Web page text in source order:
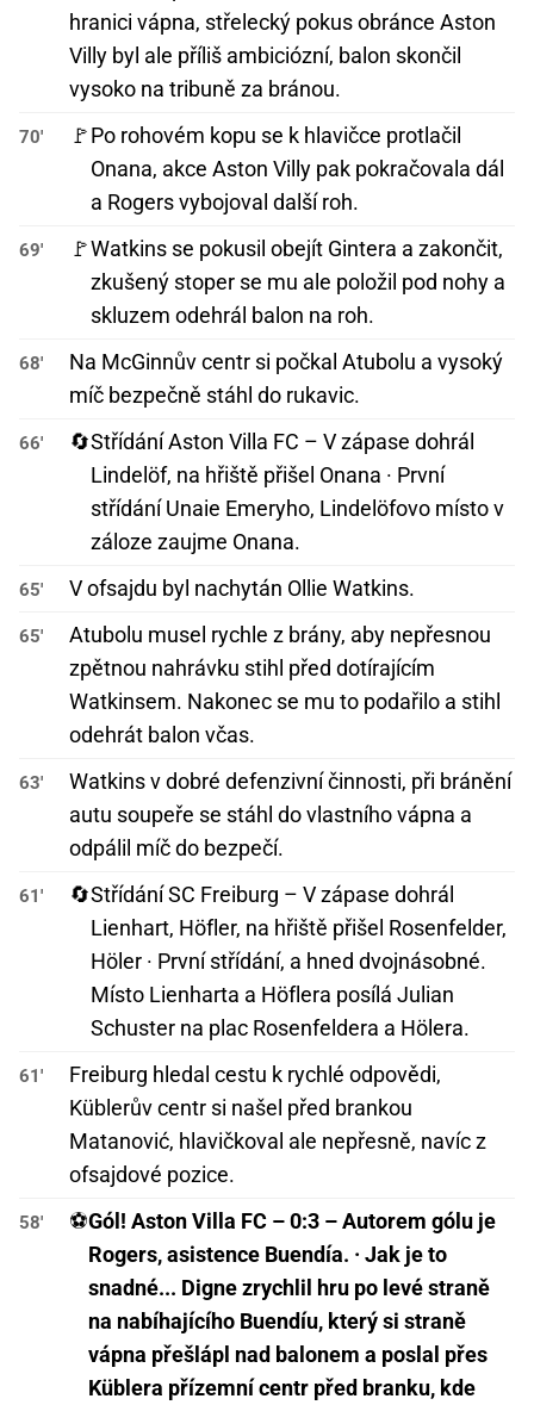
hranici vápna, střelecký pokus obránce Aston
Villy byl ale příliš ambiciózní, balon skončil
vysoko na tribuně za bránou.
70' 🚩Po rohovém kopu se k hlavičce protlačil
Onana, akce Aston Villy pak pokračovala dál
a Rogers vybojoval další roh.
69' 🚩Watkins se pokusil obejít Gintera a zakončit,
zkušený stoper se mu ale položil pod nohy a
skluzem odehrál balon na roh.
68'
Na McGinnův centr si počkal Atubolu a vysoký
míč bezpečně stáhl do rukavic.
66' 🔄Střídání Aston Villa FC – V zápase dohrál
Lindelöf, na hřiště přišel Onana · První
střídání Unaie Emeryho, Lindelöfovo místo v
záloze zaujme Onana.
65' V ofsajdu byl nachytán Ollie Watkins.
65'
Atubolu musel rychle z brány, aby nepřesnou
zpětnou nahrávku stihl před dotírajícím
Watkinsem. Nakonec se mu to podařilo a stihl
odehrát balon včas.
63'
Watkins v dobré defenzivní činnosti, při bránění
autu soupeře se stáhl do vlastního vápna a
odpálil míč do bezpečí.
61' 🔄Střídání SC Freiburg – V zápase dohrál
Lienhart, Höfler, na hřiště přišel Rosenfelder,
Höler · První střídání, a hned dvojnásobné.
Místo Lienharta a Höflera posílá Julian
Schuster na plac Rosenfeldera a Hölera.
61'
Freiburg hledal cestu k rychlé odpovědi,
Küblerův centr si našel před brankou
Matanović, hlavičkoval ale nepřesně, navíc z
ofsajdové pozice.
58' ⚽Gól! Aston Villa FC – 0:3 – Autorem gólu je
Rogers, asistence Buendía. · Jak je to
snadné... Digne zrychlil hru po levé straně
na nabíhajícího Buendíu, který si straně
vápna přešlápl nad balonem a poslal přes
Küblera přízemní centr před branku, kde